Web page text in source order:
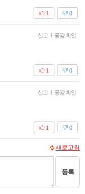
0
1
신고 | 공감 확인
0
1
신고 | 공감 확인
0
1
새로고침
등록